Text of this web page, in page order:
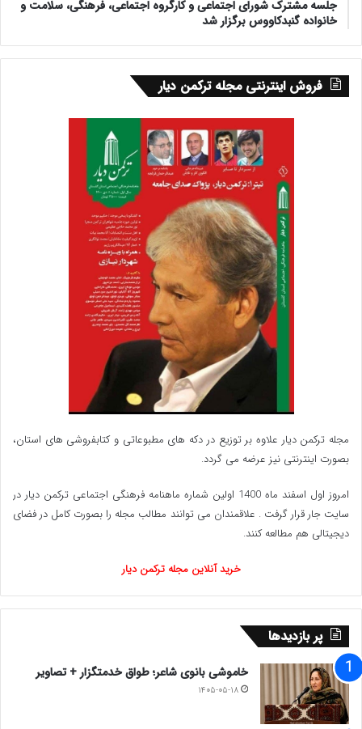
جلسه مشترک شورای اجتماعی و کارگروه اجتماعی، فرهنگی، سلامت و
خانواده گنبدکاووس برگزار شد
فروش اینترنتی مجله ترکمن دیار
مجله ترکمن دیار علاوه بر توزیع در دکه های مطبوعاتی و کتابفروشی های استان،
بصورت اینترنتی نیز عرضه می گردد.‌
امروز اول اسفند ماه 1400 اولین شماره ماهنامه فرهنگی اجتماعی ترکمن دیار در
سایت جار قرار گرفت . علاقمندان می توانند مطالب مجله را بصورت کامل در فضای
دیجیتالی هم مطالعه کنند.
خرید آنلاین مجله ترکمن دیار
پر بازدیدها
خاموشی بانوی شاعر؛ طواق خدمتگزار + تصاویر
۱۴۰۵-۰۵-۱۸